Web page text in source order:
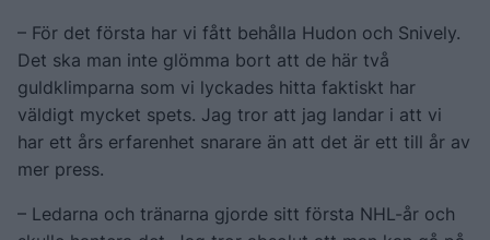
– För det första har vi fått behålla Hudon och Snively.
Det ska man inte glömma bort att de här två
guldklimparna som vi lyckades hitta faktiskt har
väldigt mycket spets. Jag tror att jag landar i att vi
har ett års erfarenhet snarare än att det är ett till år av
mer press.
– Ledarna och tränarna gjorde sitt första NHL-år och